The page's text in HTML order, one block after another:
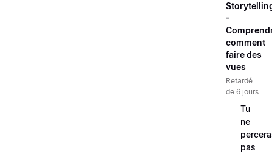
-
comment
faire des
vues
Retardé
de 6 jours
Tu
ne
pas